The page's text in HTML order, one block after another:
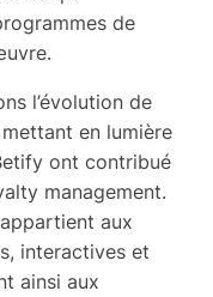
de
l’évolution de
en lumière
ont contribué
management.
aux
interactives et
ainsi aux